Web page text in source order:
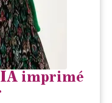
imprimé